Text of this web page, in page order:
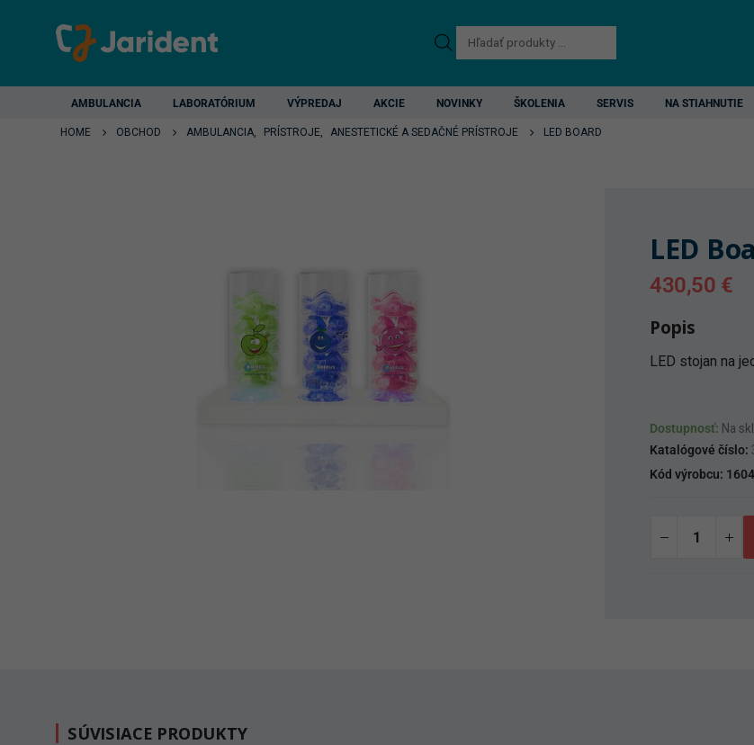
Products
search
AMBULANCIA LABORATÓRIUM VÝPREDAJ AKCIE NOVINKY ŠKOLENIA SERVIS NA STIAHNUTIE
HOME OBCHOD AMBULANCIA, PRÍSTROJE, ANESTETICKÉ A SEDAČNÉ PRÍSTROJE LED BOARD
LED
430,50 €
Popis
LED stojan na
Dostupnosť: Na
Katalógové číslo:
Kód výrobcu:
SÚVISIACE PRODUKTY